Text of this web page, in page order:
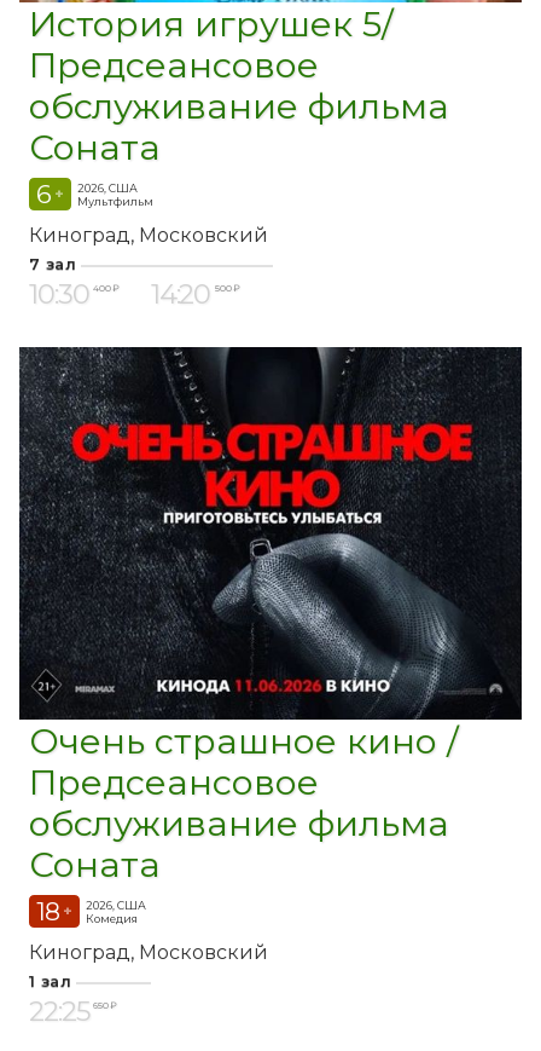
История игрушек 5/
Предсеансовое
обслуживание фильма
Соната
6 +
2026, США
Мультфильм
Киноград Московский
7 зал
10:30 400 ₽ 14:20 500 ₽
Очень страшное кино /
Предсеансовое
обслуживание фильма
Соната
18 +
2026, США
Комедия
Киноград Московский
1 зал
22:25 650 ₽